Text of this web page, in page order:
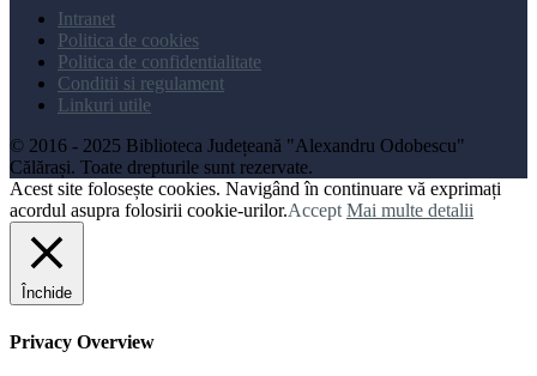
Intranet
Politica de cookies
Politica de confidentialitate
Conditii si regulament
Linkuri utile
© 2016 - 2025 Biblioteca Județeană "Alexandru Odobescu"
Călărași. Toate drepturile sunt rezervate.
Acest site folosește cookies. Navigând în continuare vă exprimați
acordul asupra folosirii cookie-urilor.Accept Mai multe detalii
Închide
Privacy Overview